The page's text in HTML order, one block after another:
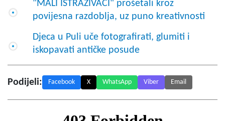
"MALI ISTRAŽIVAČI" prošetali kroz
povijesna razdoblja, uz puno kreativnosti
Djeca u Puli uče fotografirati, glumiti i
iskopavati antičke posude
Podijeli: Facebook X WhatsApp Viber Email